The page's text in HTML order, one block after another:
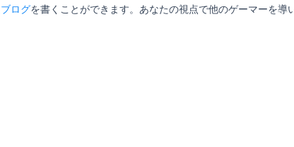
ログを書くことができます。あなたの視点で他のゲーマーを導